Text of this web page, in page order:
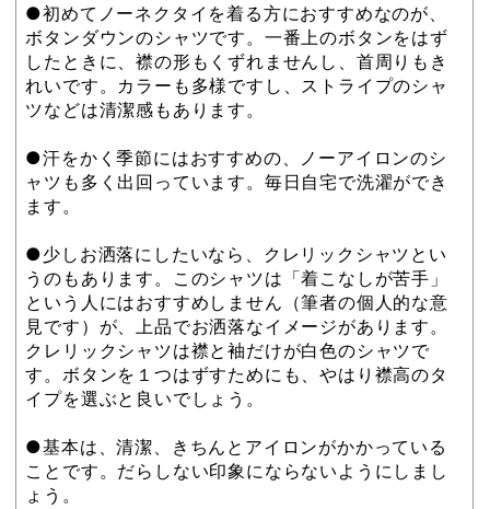
●初めてノーネクタイを着る方におすすめなのが、
ボタンダウンのシャツです。一番上のボタンをはず
したときに、襟の形もくずれませんし、首周りもき
れいです。カラーも多様ですし、ストライプのシャ
ツなどは清潔感もあります。
●汗をかく季節にはおすすめの、ノーアイロンのシ
ャツも多く出回っています。毎日自宅で洗濯ができ
ます。
●少しお洒落にしたいなら、クレリックシャツとい
うのもあります。このシャツは「着こなしが苦手」
という人にはおすすめしません（筆者の個人的な意
見です）が、上品でお洒落なイメージがあります。
クレリックシャツは襟と袖だけが白色のシャツで
す。ボタンを１つはずすためにも、やはり襟高のタ
イプを選ぶと良いでしょう。
●基本は、清潔、きちんとアイロンがかかっている
ことです。だらしない印象にならないようにしまし
ょう。